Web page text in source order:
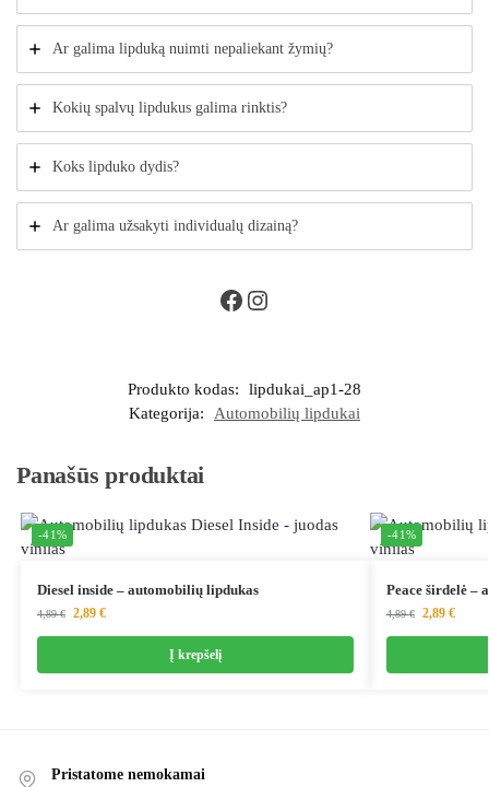
Ar galima lipduką nuimti nepaliekant žymių?
Kokių spalvų lipdukus galima rinktis?
Koks lipduko dydis?
Ar galima užsakyti individualų dizainą?
Produkto kodas:
lipdukai_ap1-28
Kategorija:
Automobilių lipdukai
Panašūs produktai
-41%
Diesel inside – automobilių lipdukas
4,89€ 2,89 €
Į krepšelį
-41%
Peace širdelė –
4,89€ 2,89 €
Pristatome nemokamai